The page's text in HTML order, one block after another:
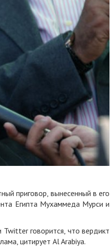
приговор, вынесенный в его
Египта Мухаммеда Мурси и
Twitterговорится, что вердикт
цитирует AlArabiya.